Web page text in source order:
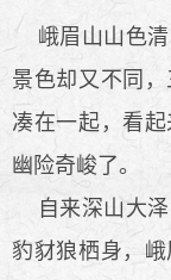
峨眉山山色清
景色却又不同
凑在一起，看
幽险奇峻了。
自来深山大泽
豹豺狼栖身，